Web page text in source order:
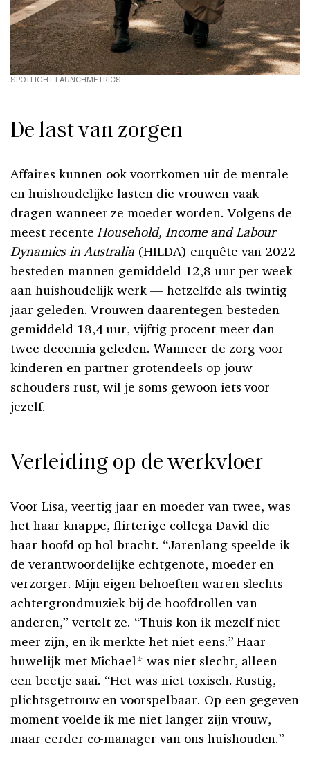
SPOTLIGHT LAUNCHMETRICS
De last van zorgen
Affaires kunnen ook voortkomen uit de mentale
en huishoudelijke lasten die vrouwen vaak
dragen wanneer ze moeder worden. Volgens de
meest recente Household, Income and Labour
Dynamics in Australia (HILDA) enquête van 2022
besteden mannen gemiddeld 12,8 uur per week
aan huishoudelijk werk — hetzelfde als twintig
jaar geleden. Vrouwen daarentegen besteden
gemiddeld 18,4 uur, vijftig procent meer dan
twee decennia geleden. Wanneer de zorg voor
kinderen en partner grotendeels op jouw
schouders rust, wil je soms gewoon iets voor
jezelf.
Verleiding op de werkvloer
Voor Lisa, veertig jaar en moeder van twee, was
het haar knappe, flirterige collega David die
haar hoofd op hol bracht. “Jarenlang speelde ik
de verantwoordelijke echtgenote, moeder en
verzorger. Mijn eigen behoeften waren slechts
achtergrondmuziek bij de hoofdrollen van
anderen,” vertelt ze. “Thuis kon ik mezelf niet
meer zijn, en ik merkte het niet eens.” Haar
huwelijk met Michael* was niet slecht, alleen
een beetje saai. “Het was niet toxisch. Rustig,
plichtsgetrouw en voorspelbaar. Op een gegeven
moment voelde ik me niet langer zijn vrouw,
maar eerder co-manager van ons huishouden.”